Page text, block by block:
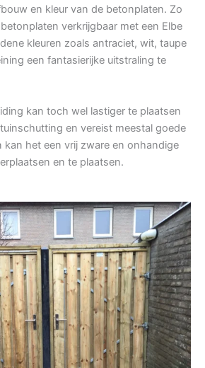
en kleur van de betonplaten. Zo
verkrijgbaar met een Elbe
kleuren zoals antraciet, wit, taupe
een fantasierijke uitstraling te
kan toch wel lastiger te plaatsen
en vereist meestal goede
kan het een vrij zware en onhandige
en te plaatsen.